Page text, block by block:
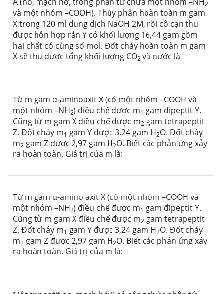
2
và một nhóm –COOH). Thủy phân hoàn toàn m gam
X trong 120 ml dung dịch NaOH 2M, rồi cô cạn thu
được hỗn hợp rắn Y có khối lượng 16,44 gam gồm
hai chất có cùng số mol. Đốt cháy hoàn toàn m gam
X sẽ thu được tổng khối lượng CO2và nước là
Từ m gam α-aminoaxit X (có một nhóm –COOH và
một nhóm –NH2) điều chế được m1 gam đipeptit Y.
Cũng từ m gam X điều chế được m2 gam tetrapeptit
Z. Đốt cháy m1 gam Y được 3,24 gam H2O. Đốt cháy
m2 gam Z được 2,97 gam H2O. Biết các phản ứng xảy
ra hoàn toàn. Giá trị của m là:
Từ m gam α-amino axit X (có một nhóm –COOH và
một nhóm –NH2) điều chế được m1 gam đipeptit Y.
Cũng từ m gam X điều chế được m2 gam tetrapeptit
Z. Đốt cháy m1 gam Y được 3,24 gam H2O. Đốt cháy
m2 gam Z được 2,97 gam H2O. Biết các phản ứng xảy
ra hoàn toàn. Giá trị của m là: